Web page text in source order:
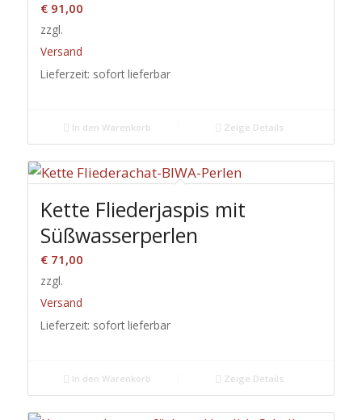
€91,00
zzgl.
Versand
Lieferzeit: sofort lieferbar
In den Warenkorb Zeige Details
Kette Fliederjaspis mit
Süßwasserperlen
€71,00
zzgl.
Versand
Lieferzeit: sofort lieferbar
In den Warenkorb Zeige Details